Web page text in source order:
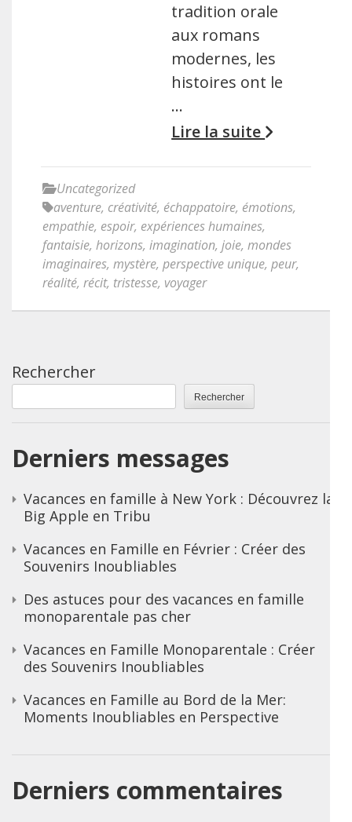
tradition orale
aux romans
modernes, les
histoires ont le
…
Lire la suite
Uncategorized
aventure, créativité, échappatoire, émotions,
empathie, espoir, expériences humaines,
fantaisie, horizons, imagination, joie, mondes
imaginaires, mystère, perspective unique, peur,
réalité, récit, tristesse, voyager
Rechercher
Rechercher
Derniers messages
Vacances en famille à New York : Découvrez la
Big Apple en Tribu
Vacances en Famille en Février : Créer des
Souvenirs Inoubliables
Des astuces pour des vacances en famille
monoparentale pas cher
Vacances en Famille Monoparentale : Créer
des Souvenirs Inoubliables
Vacances en Famille au Bord de la Mer:
Moments Inoubliables en Perspective
Derniers commentaires